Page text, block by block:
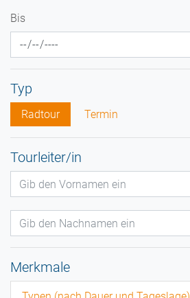
Bis
Typ
Radtour Termin
Tourleiter/in
Merkmale